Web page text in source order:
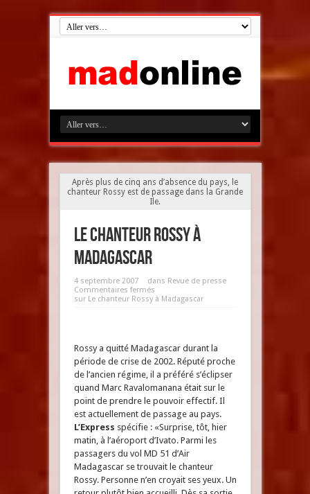
Après plus de cinq ans d’absence du pays, le
chanteur Rossy est de passage dans la Grande
Ile.
Le chanteur Rossy à
Madagascar
4 septembre 2007 dans Revue de presse
Commentaires fermés
sur Le chanteur Rossy à Madagascar
Rossy a quitté Madagascar durant la
période de crise de 2002. Réputé proche
de l’ancien régime, il a préféré s’éclipser
quand Marc Ravalomanana était sur le
point de prendre le pouvoir effectif. Il
est actuellement de passage au pays.
L’Express spécifie : «Surprise, tôt, hier
matin, à l’aéroport d’Ivato. Parmi les
passagers du vol MD 51 d’Air
Madagascar se trouvait le chanteur
Rossy. Personne n’en croyait ses yeux. Un